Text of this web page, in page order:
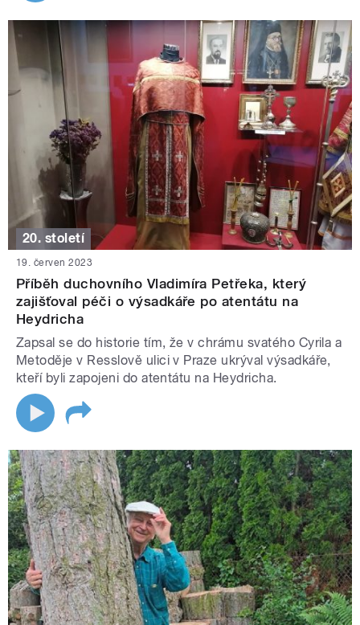
20. století
19. červen 2023
Příběh duchovního Vladimíra Petřeka, který
zajišťoval péči o výsadkáře po atentátu na
Heydricha
Zapsal se do historie tím, že v chrámu svatého Cyrila a
Metoděje v Resslově ulici v Praze ukrýval výsadkáře,
kteří byli zapojeni do atentátu na Heydricha.